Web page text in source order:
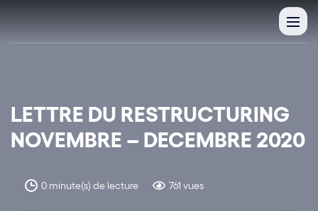
LETTRE DU RESTRUCTURING
NOVEMBRE – DECEMBRE 2020
0 minute(s) de lecture 761 vues